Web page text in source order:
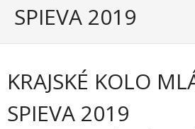
- Súčasnosť
- Naše úspechy od roku 2019 – do 2024
SPIEVA 2019
KRAJSKÉ KOLO
SPIEVA 2019